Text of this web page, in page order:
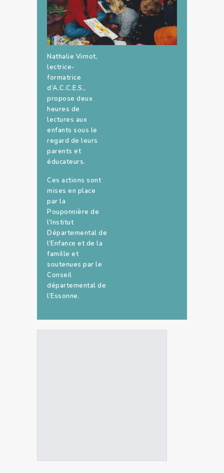
Nathalie Virnot,
lectrice-
formatrice
d’A.C.C.E.S.,
propose deux
heures de
lectures aux
enfants sous le
regard de leurs
parents et
éducateurs.
Ces actions sont
mises en place
par la
Pouponnière de
l’Institut
Départemental de
l’Enfance et de la
famille et
soutenues par le
Conseil
départemental de
l’Essonne.